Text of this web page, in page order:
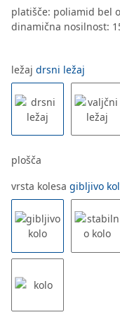
platišče: poliamid bel
dinamična nosilnost:
ležaj drsni ležaj
plošča
vrsta kolesa gibljivo